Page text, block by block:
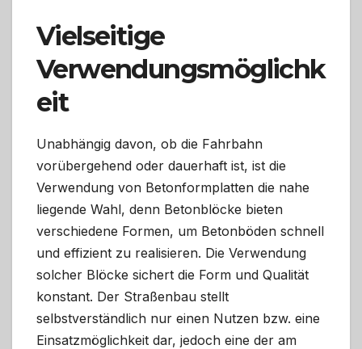
Vielseitige
Verwendungsmöglichk
eit
Unabhängig davon, ob die Fahrbahn
vorübergehend oder dauerhaft ist, ist die
Verwendung von Betonformplatten die nahe
liegende Wahl, denn Betonblöcke bieten
verschiedene Formen, um Betonböden schnell
und effizient zu realisieren. Die Verwendung
solcher Blöcke sichert die Form und Qualität
konstant. Der Straßenbau stellt
selbstverständlich nur einen Nutzen bzw. eine
Einsatzmöglichkeit dar, jedoch eine der am